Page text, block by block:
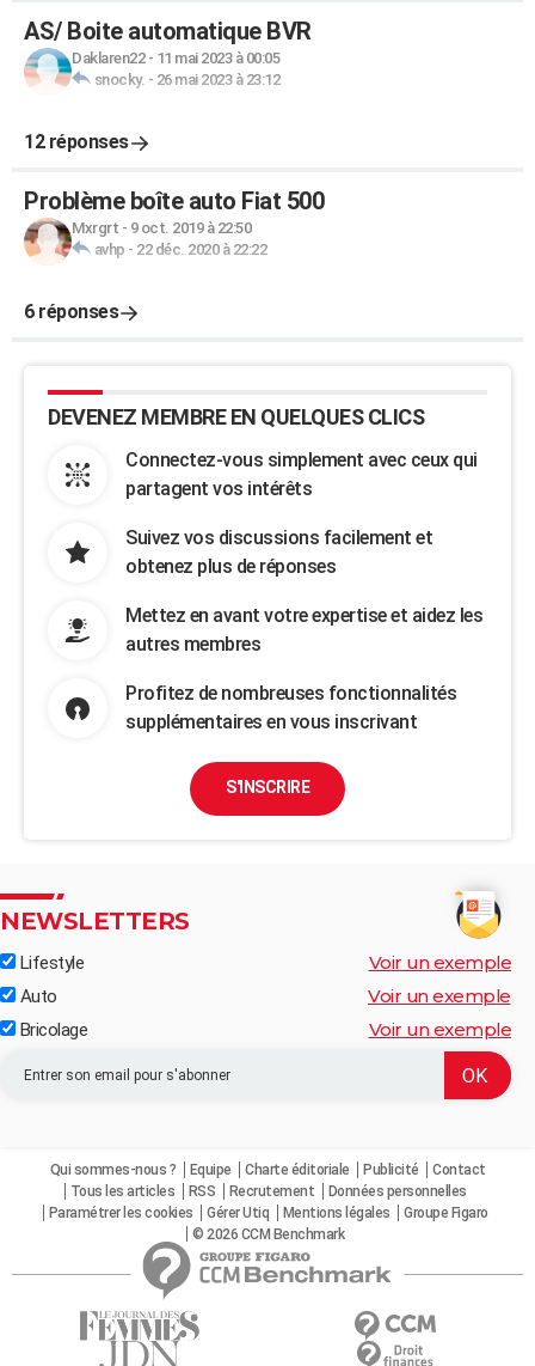
AS/ Boite automatique BVR
Daklaren22- 11 mai 2023 à 00:05
snocky. - 26 mai 2023 à 23:12
12 réponses
Problème boîte auto Fiat 500
Mxrgrt - 9 oct. 2019 à 22:50
avhp - 22 déc. 2020 à 22:22
6 réponses
DEVENEZ MEMBRE EN QUELQUES CLICS
Connectez-vous simplement avec ceux qui
partagent vos intérêts
Suivez vos discussions facilement et
obtenez plus de réponses
Mettez en avant votre expertise et aidez les
autres membres
Profitez de nombreuses fonctionnalités
supplémentaires en vous inscrivant
S'INSCRIRE
NEWSLETTERS
Lifestyle Voir un exemple
Auto Voir un exemple
Bricolage Voir un exemple
Qui sommes-nous ? Equipe Charte éditoriale Publicité
Contact
Tous les articles
RSS Recrutement
Données personnelles
Paramétrer les cookies
Gérer Utiq Mentions légales
Groupe Figaro
© 2026 CCM Benchmark